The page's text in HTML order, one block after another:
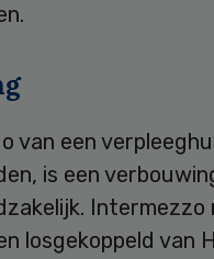
van een
is een
Intermezzo
losgekoppeld van